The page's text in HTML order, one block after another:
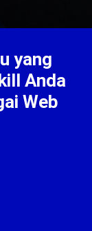
yang
Anda
Web